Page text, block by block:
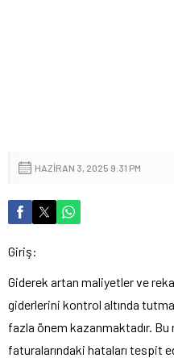
HAZIRAN 3, 2025 9:31 PM
Giriş:
Giderek artan maliyetler ve
giderlerini kontrol altında
fazla önem kazanmaktadır.
faturalarındaki hataları tespit